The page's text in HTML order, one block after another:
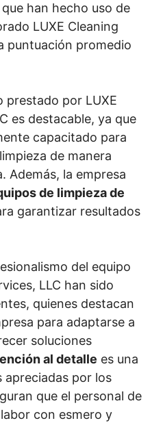
han hecho uso de
LUXE Cleaning
puntuación promedio
prestado por LUXE
es destacable, ya que
capacitado para
de manera
Además, la empresa
de limpieza de
garantizar resultados
del equipo
LLC han sido
quienes destacan
para adaptarse a
soluciones
al detalle es una
apreciadas por los
que el personal de
con esmero y